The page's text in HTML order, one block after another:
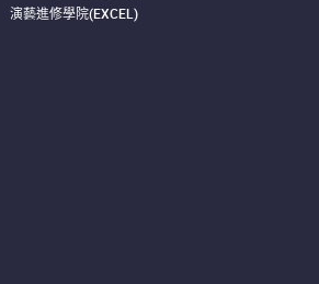
演藝進修學院(EXCEL)